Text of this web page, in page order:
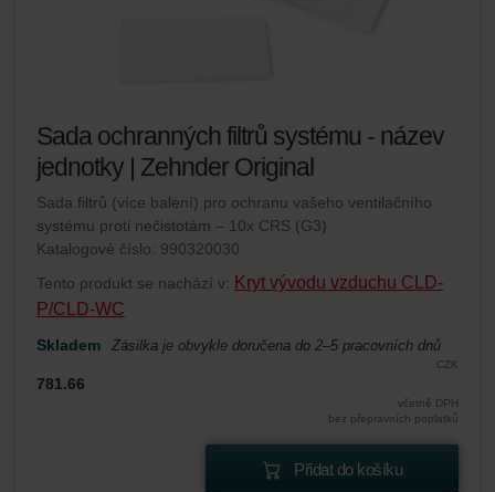
Sada ochranných filtrů systému - název
jednotky | Zehnder Original
Sada filtrů (více balení) pro ochranu vašeho ventilačního
systému proti nečistotám – 10x CRS (G3)
Katalogové číslo: 990320030
Tento produkt se nachází v: Kryt vývodu vzduchu CLD-
P/CLD-WC
Skladem Zásilka je obvykle doručena do 2–5 pracovních dnů
CZK
781.66
včetně DPH
bez přepravních poplatků
Přidat do košíku